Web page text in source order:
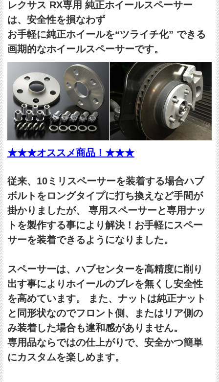
レクサス RX専用 純正ホイールスペーサー
は、安全性を損なわず
お手軽に純正ホイールを“ツライチ化” できる
画期的なホイールスペーサーです。
★★★オススメ商品！★★★
従来、10ミリスペーサーを装着する場合ハブ
ボルトをロングタイプに打ち換えなど手間が
掛かりましたが、 専用スペーサーと専用ナッ
トを製作する事により解決！お手軽にスペー
サーを装着できるようになりました。
スペーサーは、ハブセンターを高精度に削り
出す事によりホイールのブレを無くし安全性
を高めています。 また、ナットは純正ナット
と同形状なのでフロント側、またはリア側の
み装着した場合も違和感がありません。
専用品ならではの仕上がりで、安全かつ簡単
にカスタムを楽しめます。